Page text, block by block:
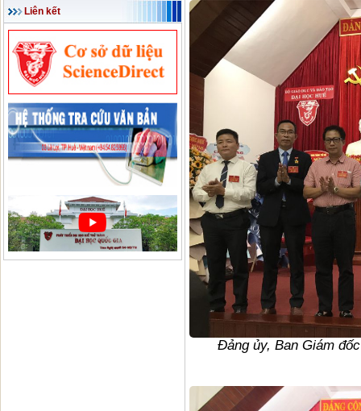
Liên kết
Đảng ủy, Ban Giám